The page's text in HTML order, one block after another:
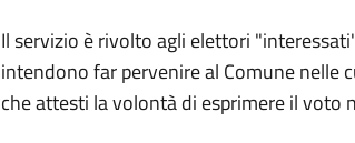
Il servizio è rivolto agli elettori
intendono far pervenire al Comune nelle
che attesti la volontà di esprimere il voto